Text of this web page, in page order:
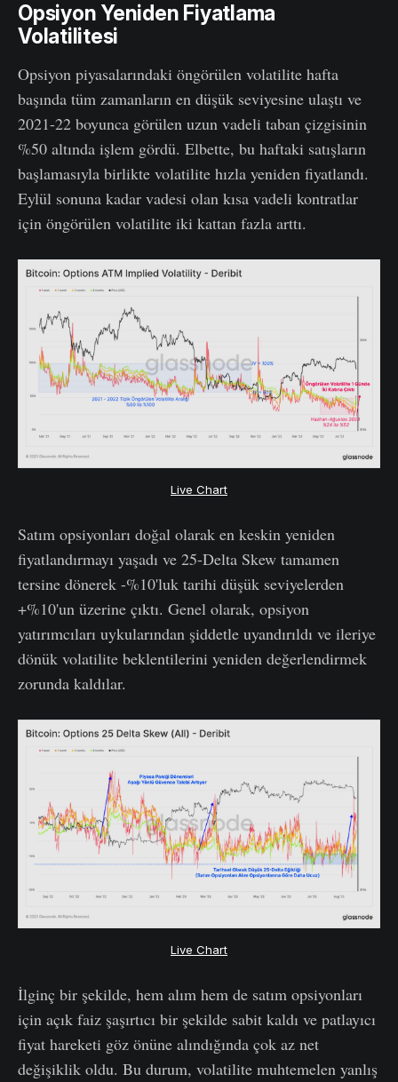
Opsiyon Yeniden Fiyatlama
Volatilitesi
Opsiyon piyasalarındaki öngörülen volatilite hafta
başında tüm zamanların en düşük seviyesine ulaştı ve
2021-22 boyunca görülen uzun vadeli taban çizgisinin
%50 altında işlem gördü. Elbette, bu haftaki satışların
başlamasıyla birlikte volatilite hızla yeniden fiyatlandı.
Eylül sonuna kadar vadesi olan kısa vadeli kontratlar
için öngörülen volatilite iki kattan fazla arttı.
Live Chart
Satım opsiyonları doğal olarak en keskin yeniden
fiyatlandırmayı yaşadı ve 25-Delta Skew tamamen
tersine dönerek -%10'luk tarihi düşük seviyelerden
+%10'un üzerine çıktı. Genel olarak, opsiyon
yatırımcıları uykularından şiddetle uyandırıldı ve ileriye
dönük volatilite beklentilerini yeniden değerlendirmek
zorunda kaldılar.
Live Chart
İlginç bir şekilde, hem alım hem de satım opsiyonları
için açık faiz şaşırtıcı bir şekilde sabit kaldı ve patlayıcı
fiyat hareketi göz önüne alındığında çok az net
değişiklik oldu. Bu durum, volatilite muhtemelen yanlış